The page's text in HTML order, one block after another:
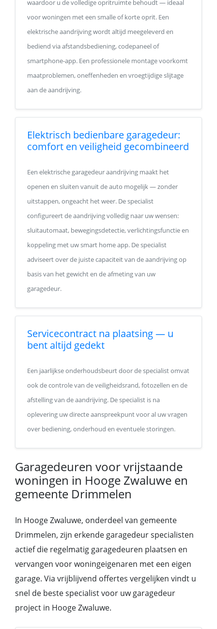
waardoor u de volledige opritruimte behoudt — ideaal
voor woningen met een smalle of korte oprit. Een
elektrische aandrijving wordt altijd meegeleverd en
bediend via afstandsbediening, codepaneel of
smartphone-app. Een professionele montage voorkomt
maatproblemen, oneffenheden en vroegtijdige slijtage
aan de aandrijving.
Elektrisch bedienbare garagedeur:
comfort en veiligheid gecombineerd
Een elektrische garagedeur aandrijving maakt het
openen en sluiten vanuit de auto mogelijk — zonder
uitstappen, ongeacht het weer. De specialist
configureert de aandrijving volledig naar uw wensen:
sluitautomaat, bewegingsdetectie, verlichtingsfunctie en
koppeling met uw smart home app. De specialist
adviseert over de juiste capaciteit van de aandrijving op
basis van het gewicht en de afmeting van uw
garagedeur.
Servicecontract na plaatsing — u
bent altijd gedekt
Een jaarlijkse onderhoudsbeurt door de specialist omvat
ook de controle van de veiligheidsrand, fotozellen en de
afstelling van de aandrijving. De specialist is na
oplevering uw directe aanspreekpunt voor al uw vragen
over bediening, onderhoud en eventuele storingen.
Garagedeuren voor vrijstaande
woningen in Hooge Zwaluwe en
gemeente Drimmelen
In Hooge Zwaluwe, onderdeel van gemeente
Drimmelen, zijn erkende garagedeur specialisten
actief die regelmatig garagedeuren plaatsen en
vervangen voor woningeigenaren met een eigen
garage. Via vrijblijvend offertes vergelijken vindt u
snel de beste specialist voor uw garagedeur
project in Hooge Zwaluwe.